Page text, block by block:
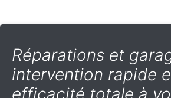
Réparations et
intervention rapide